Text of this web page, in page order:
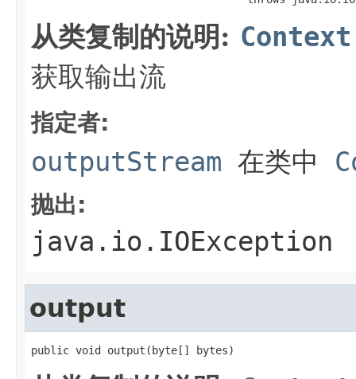
从类复制的说明: Context
获取输出流
指定者:
outputStream 在类中
抛出:
java.io.IOException
output
public void output(byte[] bytes)